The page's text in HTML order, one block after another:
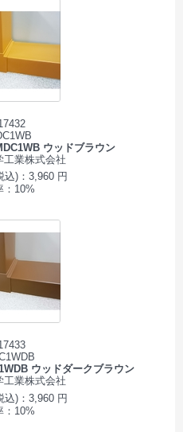
ウッドブラウン
工業株式会社
込)：3,960 円
：10%
ウッドダークブラウン
工業株式会社
込)：3,960 円
：10%